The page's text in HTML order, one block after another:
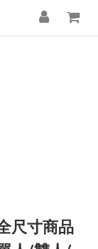
尺寸商品